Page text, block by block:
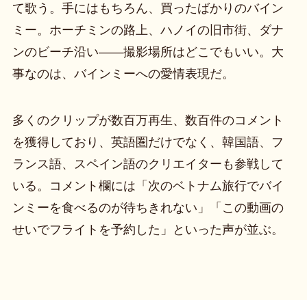
て歌う。手にはもちろん、買ったばかりのバイン
ミー。ホーチミンの路上、ハノイの旧市街、ダナ
ンのビーチ沿い――撮影場所はどこでもいい。大
事なのは、バインミーへの愛情表現だ。
多くのクリップが数百万再生、数百件のコメント
を獲得しており、英語圏だけでなく、韓国語、フ
ランス語、スペイン語のクリエイターも参戦して
いる。コメント欄には「次のベトナム旅行でバイ
ンミーを食べるのが待ちきれない」「この動画の
せいでフライトを予約した」といった声が並ぶ。